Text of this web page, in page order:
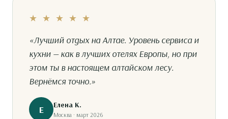
★ ★ ★ ★ ★
«Лучший отдых на Алтае. Уровень сервиса и
кухни — как в лучших отелях Европы, но при
этом ты в настоящем алтайском лесу.
Вернёмся точно.»
Е Елена К.
Москва · март 2026